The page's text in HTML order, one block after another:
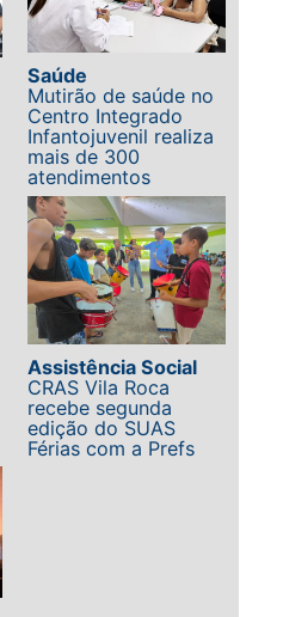
Saúde
Mutirão de saúde no
Centro Integrado
Infantojuvenil realiza
mais de 300
atendimentos
Assistência Social
CRAS Vila Roca
recebe segunda
edição do SUAS
Férias com a Prefs